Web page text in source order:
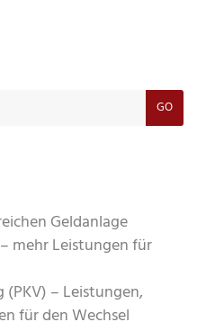
GO
Geldanlage
mehr Leistungen für
– Leistungen,
für den Wechsel